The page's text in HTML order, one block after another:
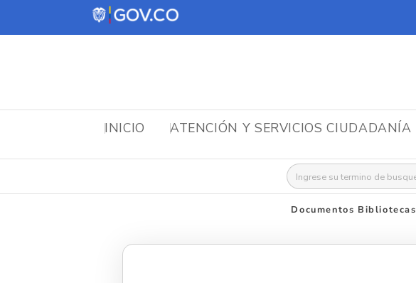
INICIO ATENCIÓN Y SERVICIOS CIUDADANÍA
Buscar:
Documentos Bibliotecas